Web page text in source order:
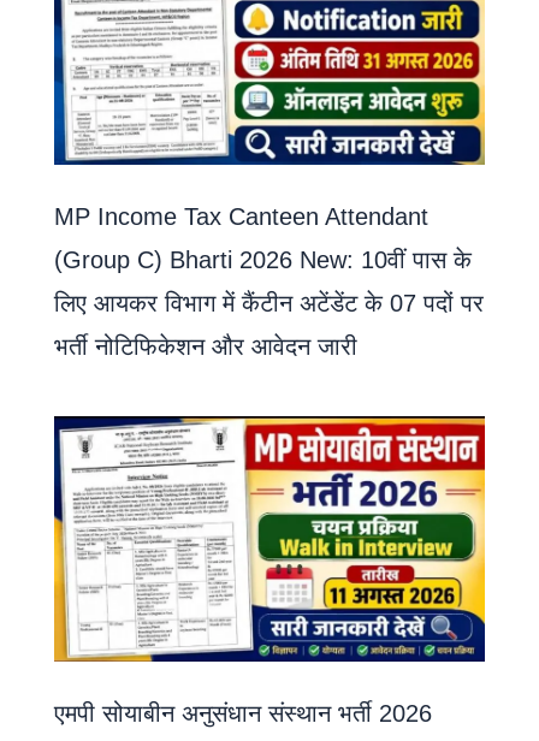
MP Income Tax Canteen Attendant
(Group C) Bharti 2026 New: 10वीं पास के
लिए आयकर विभाग में कैंटीन अटेंडेंट के 07 पदों पर
भर्ती नोटिफिकेशन और आवेदन जारी
एमपी सोयाबीन अनुसंधान संस्थान भर्ती 2026